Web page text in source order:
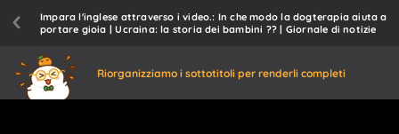
Impara l'inglese attraverso i video.: In che modo la dogterapia aiuta a
portare gioia | Ucraina: la storia dei bambini ?? | Giornale di notizie
Riorganizziamo i sottotitoli per renderli completi